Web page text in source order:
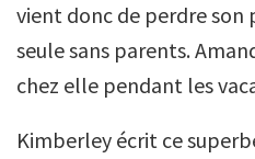
vient donc de perdre son
seule sans parents.
chez elle pendant les
Kimberley écrit ce